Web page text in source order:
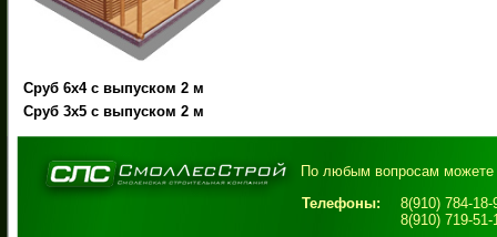
Сруб 6х4 с выпуском 2 м
Сруб 3х5 с выпуском 2 м
По любым вопросам можете
Телефоны:
8(910) 784-
8(910) 719-